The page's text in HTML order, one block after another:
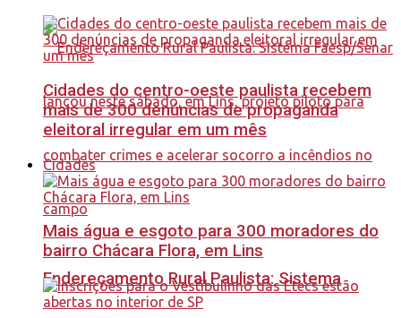
Endereçamento Rural Paulista: Sistema
Cidades do centro-oeste paulista recebem
mais de 300 denúncias de propaganda
eleitoral irregular em um mês
Cidades
Mais água e esgoto para 300 moradores do
bairro Chácara Flora, em Lins